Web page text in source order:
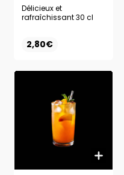
Délicieux et
rafraîchissant 30 cl
2,80€